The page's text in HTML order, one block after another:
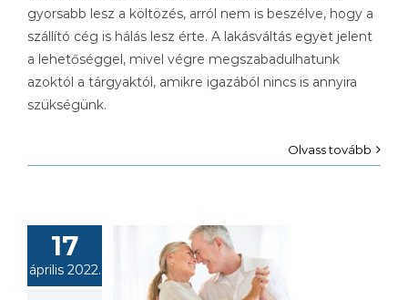
gyorsabb lesz a költözés, arról nem is beszélve, hogy a
szállító cég is hálás lesz érte. A lakásváltás egyet jelent
a lehetőséggel, mivel végre megszabadulhatunk
azoktól a tárgyaktól, amikre igazából nincs is annyira
szükségünk.
Olvass tovább
17
április 2022.
50